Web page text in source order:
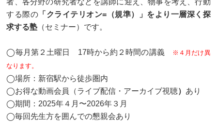
者、各分野の研究者などを講師に迎え、物事を考え、行動
する際の 「クライテリオン=（規準）」をより一層深く探
求する塾 （セミナー）です。
◯毎月第２土曜日 17時から約２時間の講義
※４月だけ異
なります。
◯場所：新宿駅から徒歩圏内
◯お得な動画会員（ライブ配信・アーカイブ視聴） あり
◯期間：2025年４月〜2026年３月
◯毎回先生方を囲んでの懇親会あり